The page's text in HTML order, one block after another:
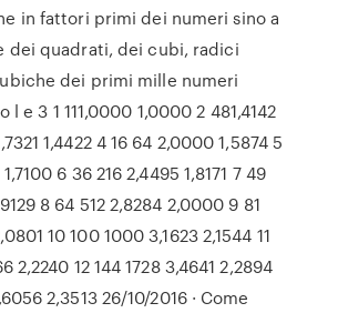
in fattori primi dei numeri sino a
dei quadrati, dei cubi, radici
dei primi mille numeri
l e 3 1 111,0000 1,0000 2 481,4142
1,4422 4 16 64 2,0000 1,5874 5
6 36 216 2,4495 1,8171 7 49
8 64 512 2,8284 2,0000 9 81
10 100 1000 3,1623 2,1544 11
2,2240 12 144 1728 3,4641 2,2894
2,3513 26/10/2016 · Come